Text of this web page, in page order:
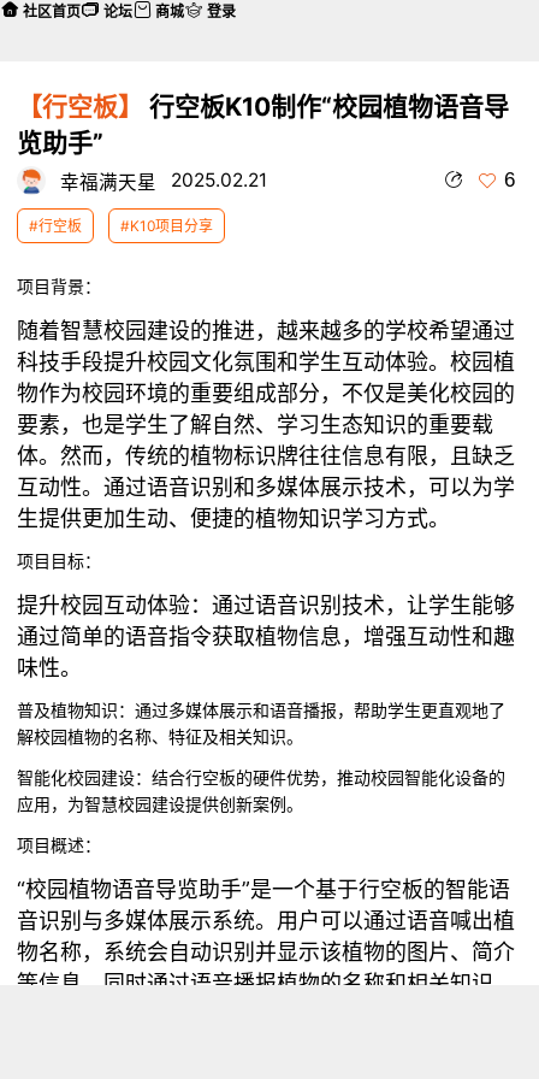
【行空板】
行空板K10制作“校园植物语音导
览助手”
幸福满天星 2025.02.21 6
#行空板 #K10项目分享
项目背景：
随着智慧校园建设的推进，越来越多的学校希望通过
科技手段提升校园文化氛围和学生互动体验。校园植
物作为校园环境的重要组成部分，不仅是美化校园的
要素，也是学生了解自然、学习生态知识的重要载
体。然而，传统的植物标识牌往往信息有限，且缺乏
互动性。通过语音识别和多媒体展示技术，可以为学
生提供更加生动、便捷的植物知识学习方式。
项目目标：
提升校园互动体验：通过语音识别技术，让学生能够
通过简单的语音指令获取植物信息，增强互动性和趣
味性。
普及植物知识：通过多媒体展示和语音播报，帮助学生更直观地了
解校园植物的名称、特征及相关知识。
智能化校园建设：结合行空板的硬件优势，推动校园智能化设备的
应用，为智慧校园建设提供创新案例。
项目概述：
“校园植物语音导览助手”是一个基于行空板的智能语
音识别与多媒体展示系统。用户可以通过语音喊出植
物名称，系统会自动识别并显示该植物的图片、简介
等信息，同时通过语音播报植物的名称和相关知识。
社区首页 论坛 商城 登录